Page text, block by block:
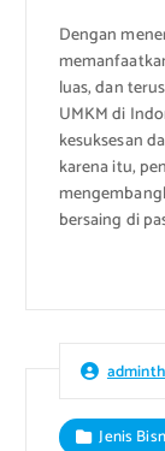
Dengan
luas, dan
UMKM di
kesuksesan
karena itu,
bersaing di
Jenis